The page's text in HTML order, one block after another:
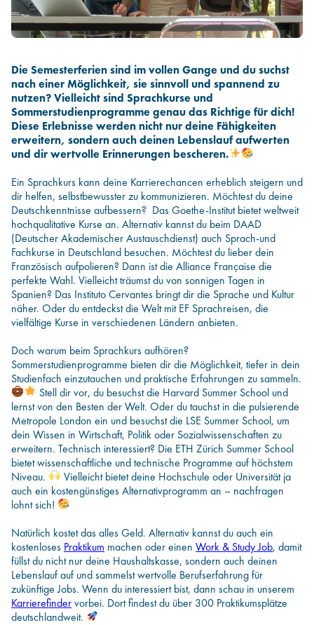
Die Semesterferien sind im vollen Gange und du suchst
nach einer Möglichkeit, sie sinnvoll und spannend zu
nutzen? Vielleicht sind Sprachkurse und
Sommerstudienprogramme genau das Richtige für dich!
Diese Erlebnisse werden nicht nur deine Fähigkeiten
erweitern, sondern auch deinen Lebenslauf aufwerten
und dir wertvolle Erinnerungen bescheren.
Ein Sprachkurs kann deine Karrierechancen erheblich steigern und
dir helfen, selbstbewusster zu kommunizieren. Möchtest du deine
Deutschkenntnisse aufbessern? Das Goethe-Institut bietet weltweit
hochqualitative Kurse an. Alternativ kannst du beim DAAD
(Deutscher Akademischer Austauschdienst) auch Sprach-und
Fachkurse in Deutschland besuchen. Möchtest du lieber dein
Französisch aufpolieren? Dann ist die Alliance Française die
perfekte Wahl. Vielleicht träumst du von sonnigen Tagen in
Spanien? Das Instituto Cervantes bringt dir die Sprache und Kultur
näher. Oder du entdeckst die Welt mit EF Sprachreisen, die
vielfältige Kurse in verschiedenen Ländern anbieten.
Doch warum beim Sprachkurs aufhören?
Sommerstudienprogramme bieten dir die Möglichkeit, tiefer in dein
Studienfach einzutauchen und praktische Erfahrungen zu sammeln.
Stell dir vor, du besuchst die Harvard Summer School und
lernst von den Besten der Welt. Oder du tauchst in die pulsierende
Metropole London ein und besuchst die LSE Summer School, um
dein Wissen in Wirtschaft, Politik oder Sozialwissenschaften zu
erweitern. Technisch interessiert? Die ETH Zürich Summer School
bietet wissenschaftliche und technische Programme auf höchstem
Niveau.
Vielleicht bietet deine Hochschule oder Universität ja
auch ein kostengünstiges Alternativprogramm an – nachfragen
lohnt sich!
Natürlich kostet das alles Geld. Alternativ kannst du auch ein
kostenloses Praktikum machen oder einen Work & Study Job, damit
füllst du nicht nur deine Haushaltskasse, sondern auch deinen
Lebenslauf auf und sammelst wertvolle Berufserfahrung für
zukünftige Jobs. Wenn du interessiert bist, dann schau in unserem
Karrierefindervorbei. Dort findest du über 300 Praktikumsplätze
deutschlandweit.